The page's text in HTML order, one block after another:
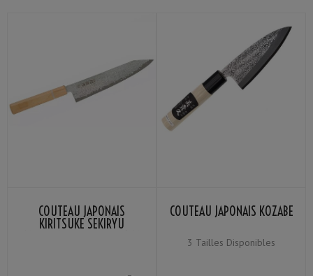
COUTEAU JAPONAIS
KIRITSUKE SEKIRYU
COUTEAU JAPONAIS KOZABE
3 Tailles Disponibles